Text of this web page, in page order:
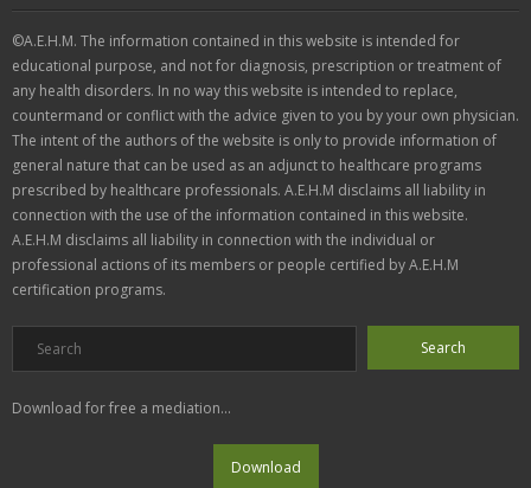
©A.E.H.M. The information contained in this website is intended for
educational purpose, and not for diagnosis, prescription or treatment of
any health disorders. In no way this website is intended to replace,
countermand or conflict with the advice given to you by your own physician.
The intent of the authors of the website is only to provide information of
general nature that can be used as an adjunct to healthcare programs
prescribed by healthcare professionals. A.E.H.M disclaims all liability in
connection with the use of the information contained in this website.
A.E.H.M disclaims all liability in connection with the individual or
professional actions of its members or people certified by A.E.H.M
certification programs.
Download for free a mediation...